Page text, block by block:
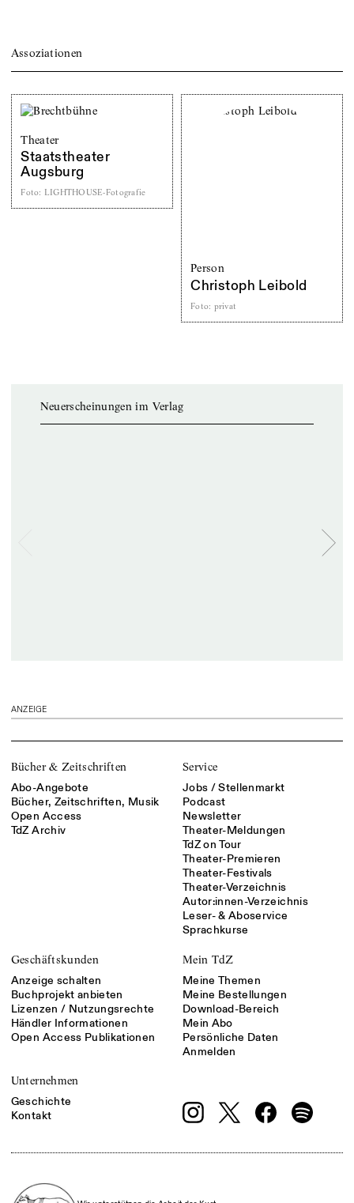
Assoziationen
Theater
Staatstheater
Augsburg
Foto: LIGHTHOUSE-Fotografie
Person
Christoph Leibold
Foto: privat
Neuerscheinungen im Verlag
ANZEIGE
Bücher & Zeitschriften
Abo-Angebote
Bücher, Zeitschriften, Musik
Open Access
TdZ Archiv
Service
Jobs / Stellenmarkt
Podcast
Newsletter
Theater-Meldungen
TdZ on Tour
Theater-Premieren
Theater-Festivals
Theater-Verzeichnis
Autor:innen-Verzeichnis
Leser- & Aboservice
Sprachkurse
Geschäftskunden
Anzeige schalten
Buchprojekt anbieten
Lizenzen / Nutzungsrechte
Händler Informationen
Open Access Publikationen
Mein TdZ
Meine Themen
Meine Bestellungen
Download-Bereich
Mein Abo
Persönliche Daten
Anmelden
Unternehmen
Geschichte
Kontakt